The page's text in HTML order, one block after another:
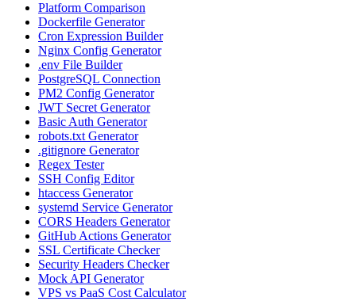
Platform Comparison
Dockerfile Generator
Cron Expression Builder
Nginx Config Generator
.env File Builder
PostgreSQL Connection
PM2 Config Generator
JWT Secret Generator
Basic Auth Generator
robots.txt Generator
.gitignore Generator
Regex Tester
SSH Config Editor
htaccess Generator
systemd Service Generator
CORS Headers Generator
GitHub Actions Generator
SSL Certificate Checker
Security Headers Checker
Mock API Generator
VPS vs PaaS Cost Calculator